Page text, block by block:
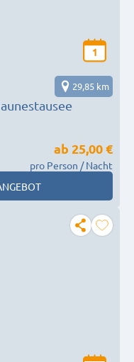
1
29,85 km
ab 25,00 €
pro Person / Nacht